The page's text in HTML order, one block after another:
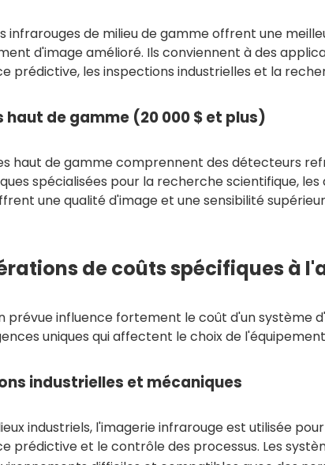
infrarouges de milieu de gamme offrent une
d'image amélioré. Ils conviennent à des
prédictive, les inspections industrielles et la
haut de gamme (20 000 $ et plus)
haut de gamme comprennent des détecteurs
spécialisées pour la recherche scientifique,
une qualité d'image et une sensibilité
de coûts spécifiques à
prévue influence fortement le coût d'un système
uniques qui affectent le choix de
industrielles et mécaniques
industriels, l'imagerie infrarouge est utilisée
prédictive et le contrôle des processus. Les